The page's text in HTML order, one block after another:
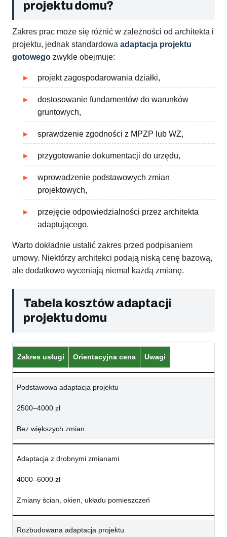
projektu domu?
Zakres prac może się różnić w zależności od architekta i
projektu, jednak standardowa adaptacja projektu
gotowego zwykle obejmuje:
projekt zagospodarowania działki,
dostosowanie fundamentów do warunków
gruntowych,
sprawdzenie zgodności z MPZP lub WZ,
przygotowanie dokumentacji do urzędu,
wprowadzenie podstawowych zmian
projektowych,
przejęcie odpowiedzialności przez architekta
adaptującego.
Warto dokładnie ustalić zakres przed podpisaniem
umowy. Niektórzy architekci podają niską cenę bazową,
ale dodatkowo wyceniają niemal każdą zmianę.
Tabela kosztów adaptacji
projektu domu
Zakres usługi Orientacyjna cena Uwagi
Podstawowa adaptacja projektu
2500–4000 zł
Bez większych zmian
Adaptacja z drobnymi zmianami
4000–6000 zł
Zmiany ścian, okien, układu pomieszczeń
Rozbudowana adaptacja projektu